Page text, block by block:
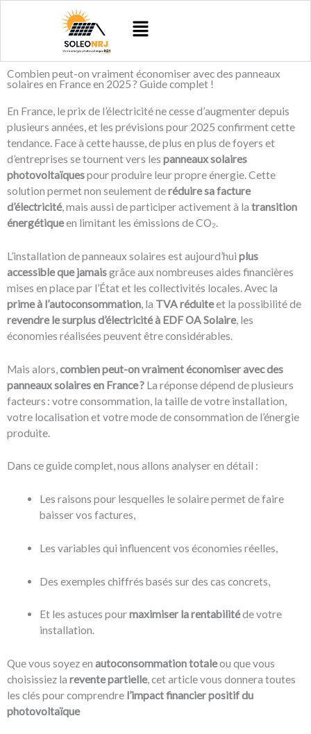
Menu
Combien peut-on vraiment économiser avec des panneaux
solaires en France en 2025 ? Guide complet !
En France, le prix de l’électricité ne cesse d’augmenter depuis
plusieurs années, et les prévisions pour 2025 confirment cette
tendance. Face à cette hausse, de plus en plus de foyers et
d’entreprises se tournent vers les panneaux solaires
photovoltaïquespour produire leur propre énergie. Cette
solution permet non seulement deréduire sa facture
d’électricité, mais aussi de participer activement à la transition
énergétiqueen limitant les émissions de CO₂.
L’installation de panneaux solaires est aujourd’hui plus
accessible que jamaisgrâce aux nombreuses aides financières
mises en place par l’État et les collectivités locales. Avec la
prime à l’autoconsommation, la TVA réduiteet la possibilité de
revendre le surplus d’électricité à EDF OA Solaire, les
économies réalisées peuvent être considérables.
Mais alors, combien peut-on vraiment économiser avec des
panneaux solaires en France ? La réponse dépend de plusieurs
facteurs : votre consommation, la taille de votre installation,
votre localisation et votre mode de consommation de l’énergie
produite.
Dans ce guide complet, nous allons analyser en détail :
Les raisons pour lesquelles le solaire permet de faire
baisser vos factures,
Les variables qui influencent vos économies réelles,
Des exemples chiffrés basés sur des cas concrets,
Et les astuces pourmaximiser la rentabilitéde votre
installation.
Que vous soyez en autoconsommation totaleou que vous
choisissiez la revente partielle, cet article vous donnera toutes
les clés pour comprendre l’impact financier positif du
photovoltaïque